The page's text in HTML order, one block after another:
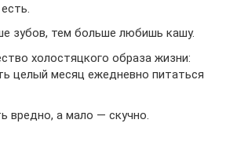
зубов, тем больше любишь кашу.
холостяцкого образа жизни:
целый месяц ежедневно питаться
вредно, а мало — скучно.